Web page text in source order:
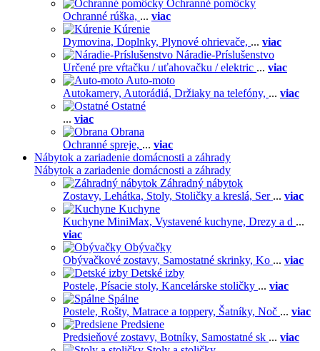
Ochranné pomôcky
Ochranné rúška, ... viac
Kúrenie
Dymovina, Doplnky, Plynové ohrievače, ... viac
Náradie-Príslušenstvo
Určené pre vŕtačku / uťahovačku / elektric ... viac
Auto-moto
Autokamery, Autorádiá, Držiaky na telefóny, ... viac
Ostatné
... viac
Obrana
Ochranné spreje, ... viac
Nábytok a zariadenie domácnosti a záhrady
Nábytok a zariadenie domácnosti a záhrady
Záhradný nábytok
Zostavy, Lehátka, Stoly, Stoličky a kreslá, Ser ... viac
Kuchyne
Kuchyne MiniMax, Vystavené kuchyne, Drezy a d ...
viac
Obývačky
Obývačkové zostavy, Samostatné skrinky, Ko ... viac
Detské izby
Postele, Písacie stoly, Kancelárske stoličky ... viac
Spálne
Postele, Rošty, Matrace a toppery, Šatníky, Noč ... viac
Predsiene
Predsieňové zostavy, Botníky, Samostatné sk ... viac